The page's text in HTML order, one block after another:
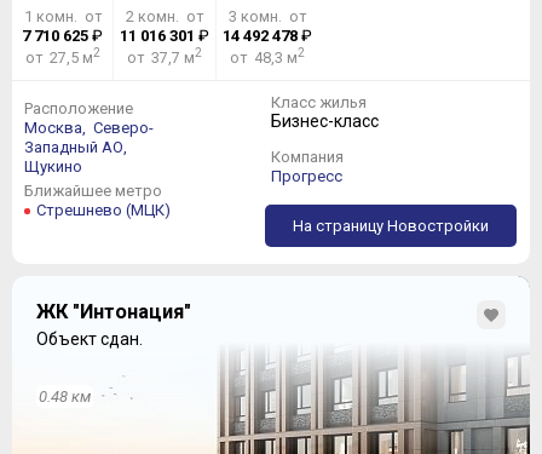
1 комн. от
7 710 625 ₽
от 27,5 м2
2 комн. от
11 016 301 ₽
от 37,7 м2
3 комн. от
14 492 478₽
от 48,3 м2
Расположение
Москва,
Северо-
Западный АО,
Щукино
Ближайшее метро
Стрешнево (МЦК)
Класс жилья
Бизнес-класс
Компания
Прогресс
На страницу Новостройки
ЖК "Интонация"
Объект сдан.
0.48 км